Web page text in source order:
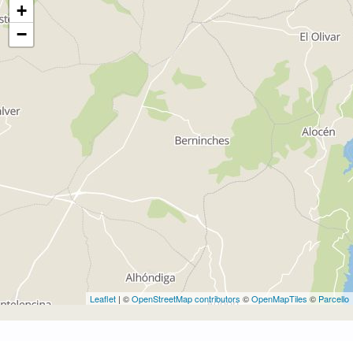
+
−
Leaflet | ©OpenStreetMap contributors ©OpenMapTiles © Parcello